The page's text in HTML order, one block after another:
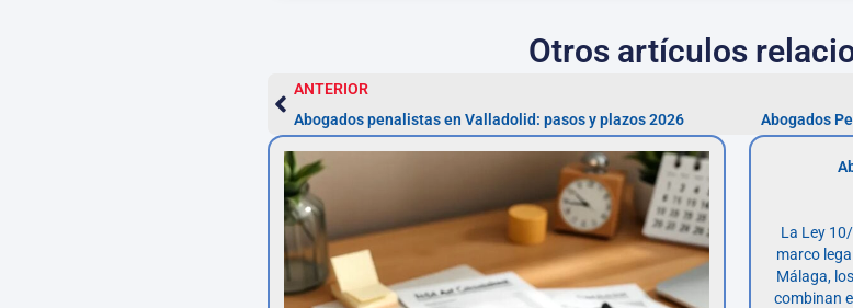
Otros artículos
ANTERIOR
Abogados penalistas en Valladolid: pasos y plazos 2026
Abogados
La Ley
marco
Málaga,
combinan